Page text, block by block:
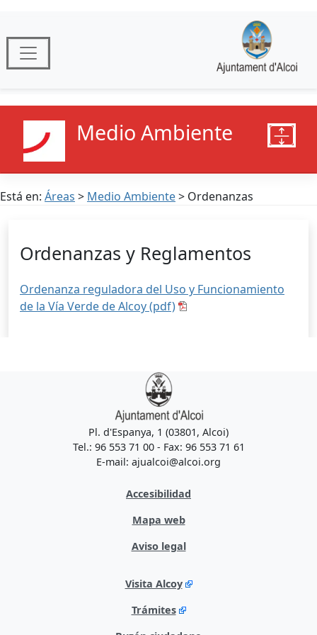
Medio Ambiente
Está en: Áreas > Medio Ambiente> Ordenanzas
Ordenanzas y Reglamentos
Ordenanza reguladora del Uso y Funcionamiento
de la Vía Verde de Alcoy (pdf)
Pl. d'Espanya, 1 (03801, Alcoi)
Tel.: 96 553 71 00 - Fax: 96 553 71 61
E-mail: ajualcoi@alcoi.org
Accesibilidad
Mapa web
Aviso legal
Visita Alcoy
Trámites